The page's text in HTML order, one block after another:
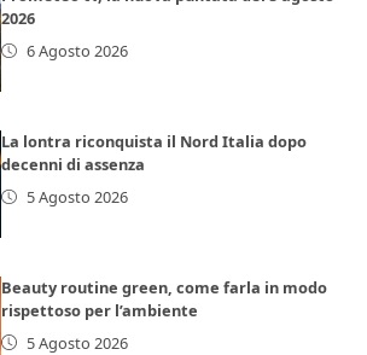
2026
6 Agosto 2026
La lontra riconquista il Nord Italia dopo
decenni di assenza
5 Agosto 2026
Beauty routine green, come farla in modo
rispettoso per l’ambiente
5 Agosto 2026